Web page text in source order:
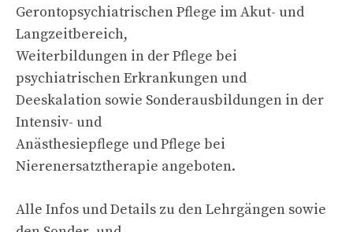
Gerontopsychiatrischen Pflege im Akut- und
Langzeitbereich,
Weiterbildungen in der Pflege bei
psychiatrischen Erkrankungen und
Deeskalation sowie Sonderausbildungen in der
Intensiv- und
Anästhesiepflege und Pflege bei
Nierenersatztherapie angeboten.
Alle Infos und Details zu den Lehrgängen sowie